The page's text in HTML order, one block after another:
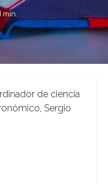
min.
de ciencia
Sergio